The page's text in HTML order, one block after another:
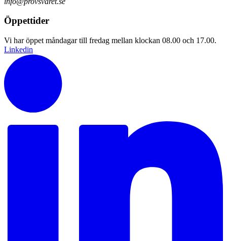
Öppettider
Vi har öppet måndagar till fredag mellan klockan 08.00 och 17.00.
Linkedin